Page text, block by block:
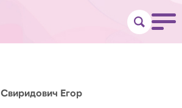
Свиридович Егор